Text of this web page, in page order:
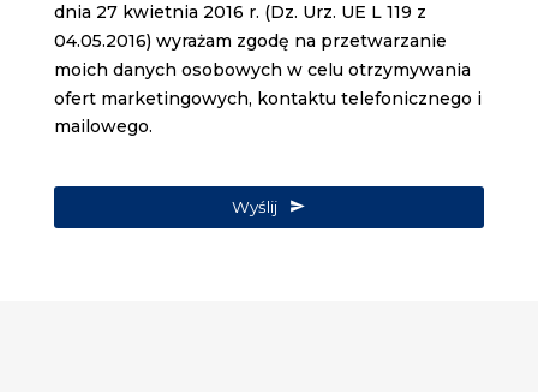
dnia 27 kwietnia 2016 r. (Dz. Urz. UE L 119 z
04.05.2016) wyrażam zgodę na przetwarzanie
moich danych osobowych w celu otrzymywania
ofert marketingowych, kontaktu telefonicznego i
mailowego.
Wyślij